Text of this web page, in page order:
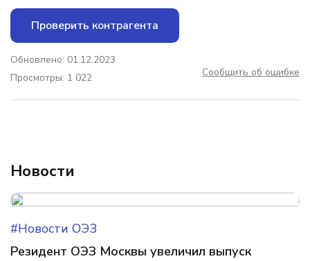
Проверить контрагента
Обновлено: 01.12.2023
Просмотры: 1 022
Сообщить об ошибке
Новости
#Новости ОЭЗ
Резидент ОЭЗ Москвы увеличил выпуск